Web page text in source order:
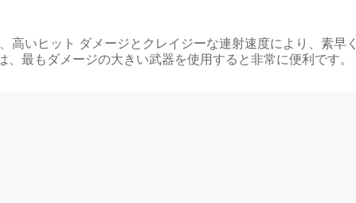
高いヒット ダメージとクレイジーな連射速度により、素早く
最もダメージの大きい武器を使用すると非常に便利です。